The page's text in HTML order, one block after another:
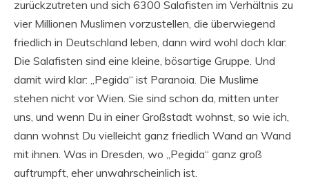
zurückzutreten und sich 6300 Salafisten im Verhältnis zu
vier Millionen Muslimen vorzustellen, die überwiegend
friedlich in Deutschland leben, dann wird wohl doch klar:
Die Salafisten sind eine kleine, bösartige Gruppe. Und
damit wird klar: „Pegida“ ist Paranoia. Die Muslime
stehen nicht vor Wien. Sie sind schon da, mitten unter
uns, und wenn Du in einer Großstadt wohnst, so wie ich,
dann wohnst Du vielleicht ganz friedlich Wand an Wand
mit ihnen. Was in Dresden, wo „Pegida“ ganz groß
auftrumpft, eher unwahrscheinlich ist.